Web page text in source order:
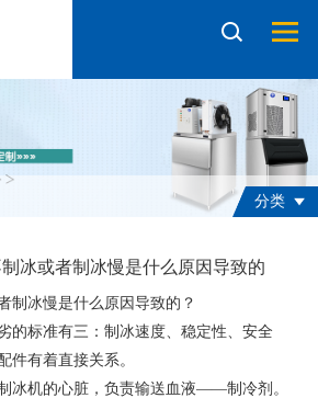
分类
冰或者制冰慢是什么原因导致的
制冰慢是什么原因导致的？
的标准有三：制冰速度、稳定性、安全
件有着直接关系。
冰机的心脏，负责输送血液——制冷剂。